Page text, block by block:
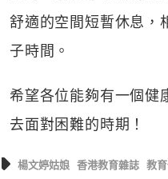
舒適的空間短暫休息，
子時間。
希望各位能夠有一個健
去面對困難的時期！
楊文婷姑娘 香港教育雜誌 教